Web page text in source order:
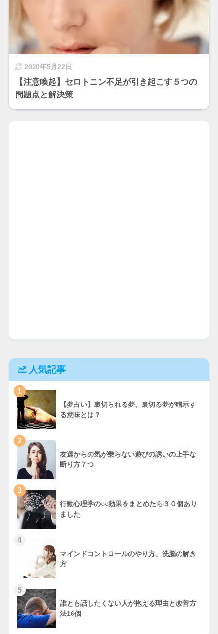
2020年5月22日
【注意喚起】セロトニン不足が引き起こす５つの
問題点と解決策
人気記事
1
【夢占い】裏切られる夢、裏切る夢が暗示す
る意味とは？
2
友達からの気が乗らない遊びの誘いの上手な
断り方７つ
3
行動心理学の○○効果をまとめたら３０個あり
ました
4
マインドコントロールのやり方、洗脳の解き
方
5
誰とも話したくない人が抱える理由と改善方
法16個